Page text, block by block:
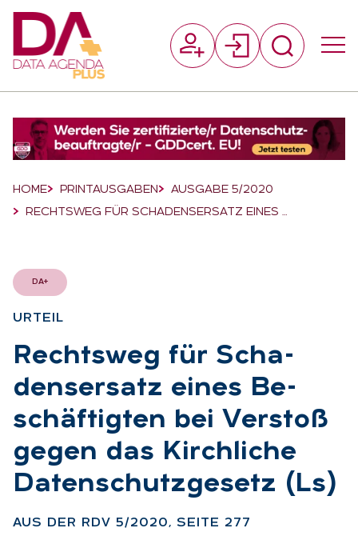
Breadcrumb-Navigation
HOME PRINTAUSGABEN
AUSGABE 5/2020
RECHTSWEG FÜR SCHADENSERSATZ EINES …
DA+
UR­TEIL
:Rechts­weg für Scha­
dens­er­satz ei­nes Be­
schäf­tig­ten bei Ver­stoß
ge­gen das Kirch­li­che
Da­ten­schutz­ge­setz (Ls)
AUS DER RDV 5/2020, SEI­TE 277